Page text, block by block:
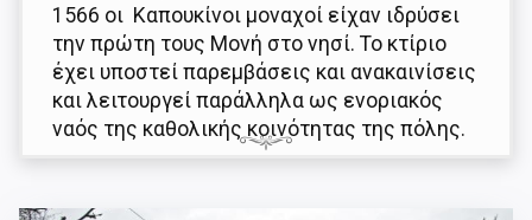
1566 οι Καπουκίνοι μοναχοί είχαν ιδρύσει
την πρώτη τους Μονή στο νησί. Το κτίριο
έχει υποστεί παρεμβάσεις και ανακαινίσεις
και λειτουργεί παράλληλα ως ενοριακός
ναός της καθολικής κοινότητας της πόλης.